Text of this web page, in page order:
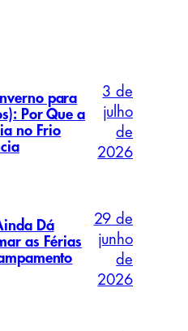
para
Por Que a
no Frio
3 de
julho
de
2026
Dá
as Férias
29 de
junho
de
2026